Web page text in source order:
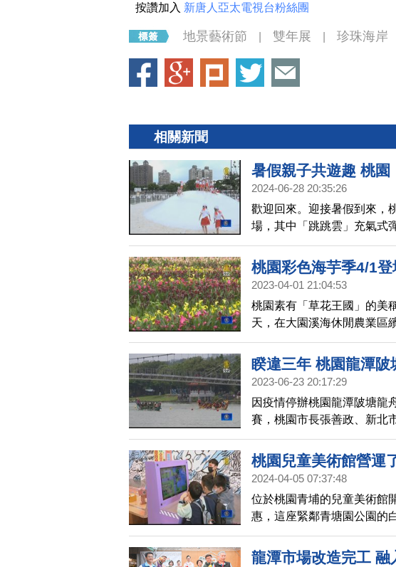
按讚加入 新唐人亞太電視台粉絲團
地景藝術節 雙年展 珍珠海岸
相關新聞
暑假親子共遊趣 桃園
2024-06-28 20:35:26
歡迎回來。迎接暑假到來，
場，其中「跳跳雲」充氣式
而且免費使用，連大人都能
情放電。
桃園彩色海芋季4/1
2023-04-01 21:04:53
桃園素有「草花王國」的美
天，在大園溪海休閒農業區
園市長張善政和樂天女孩林
活動。
睽違三年 桃園龍潭陂
2023-06-23 20:17:29
因疫情停辦桃園龍潭陂塘龍
賽，桃園市長張善政、新北
賽至今已有百年歷史。
桃園兒童美術館營運
2024-04-05 07:37:48
位於桃園青埔的兒童美術館
惠，這座緊鄰青塘園公園的
信未來會成為不分年齡層都
龍潭市場改造完工